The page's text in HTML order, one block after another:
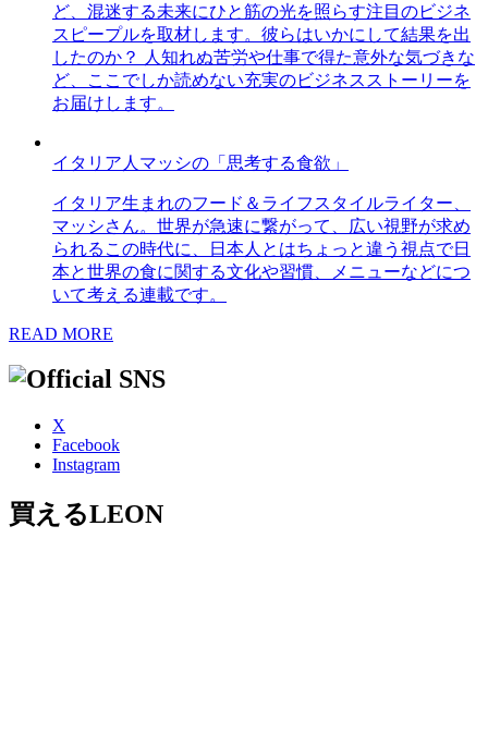
ど、混迷する未来にひと筋の光を照らす注目のビジネ
スピープルを取材します。彼らはいかにして結果を出
したのか？ 人知れぬ苦労や仕事で得た意外な気づきな
ど、ここでしか読めない充実のビジネスストーリーを
お届けします。
イタリア人マッシの「思考する食欲」
イタリア生まれのフード＆ライフスタイルライター、
マッシさん。世界が急速に繋がって、広い視野が求め
られるこの時代に、日本人とはちょっと違う視点で日
本と世界の食に関する文化や習慣、メニューなどにつ
いて考える連載です。
READ MORE
X
Facebook
Instagram
買えるLEON